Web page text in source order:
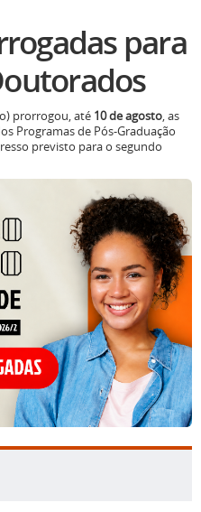
para
prorrogou, até 10 de agosto, as
Programas de Pós-Graduação
previsto para o segundo